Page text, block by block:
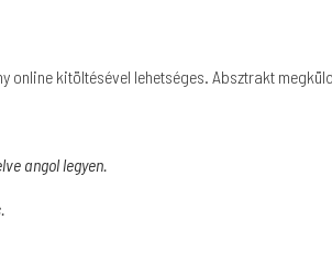
kitöltésével lehetséges. Absztrakt
angol legyen.